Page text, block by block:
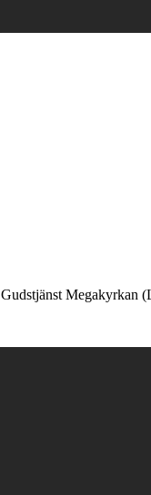
Gudstjänst Megakyrkan